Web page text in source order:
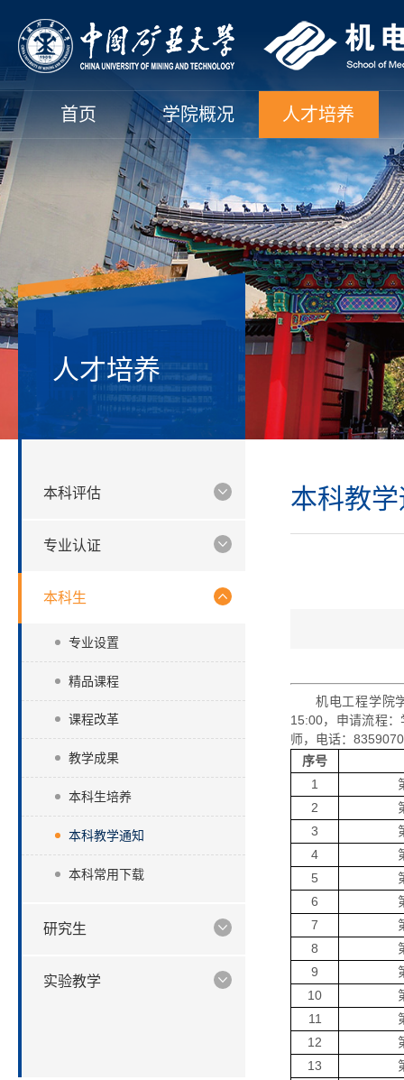
首页 学院概况 人才培养
人才培养
本科评估
专业认证
本科生
专业设置
精品课程
课程改革
教学成果
本科生培养
本科教学通知
本科常用下载
研究生
实验教学
本科教
机电工程学院
15:00，申请流程
师，电话：
序号
1
2
3
4
5
6
7
8
9
10
11
12
13